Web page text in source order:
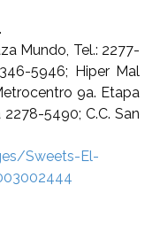
Mundo, Tel.: 2277-
5946; Hiper Mal
9a. Etapa
5490; C.C. San
Sweets-El-